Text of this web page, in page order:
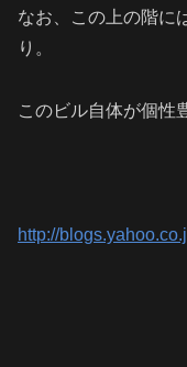
なお、この上の階に
り。
このビル自体が個性
http://